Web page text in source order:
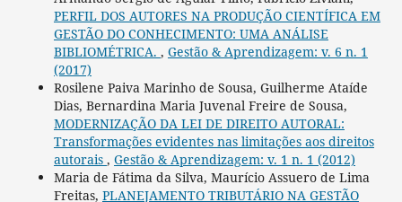
PERFIL DOS AUTORES NA PRODUÇÃO CIENTÍFICA EM
GESTÃO DO CONHECIMENTO: UMA ANÁLISE
BIBLIOMÉTRICA. , Gestão & Aprendizagem: v. 6 n. 1
(2017)
Rosilene Paiva Marinho de Sousa, Guilherme Ataíde
Dias, Bernardina Maria Juvenal Freire de Sousa,
MODERNIZAÇÃO DA LEI DE DIREITO AUTORAL:
Transformações evidentes nas limitações aos direitos
autorais , Gestão & Aprendizagem: v. 1 n. 1 (2012)
Maria de Fátima da Silva, Maurício Assuero de Lima
Freitas, PLANEJAMENTO TRIBUTÁRIO NA GESTÃO